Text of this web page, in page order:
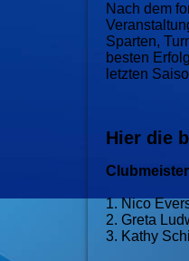
Nach dem
Sparten,
besten
letzten
Hier die
1. Nico
2. Greta
3. Kathy